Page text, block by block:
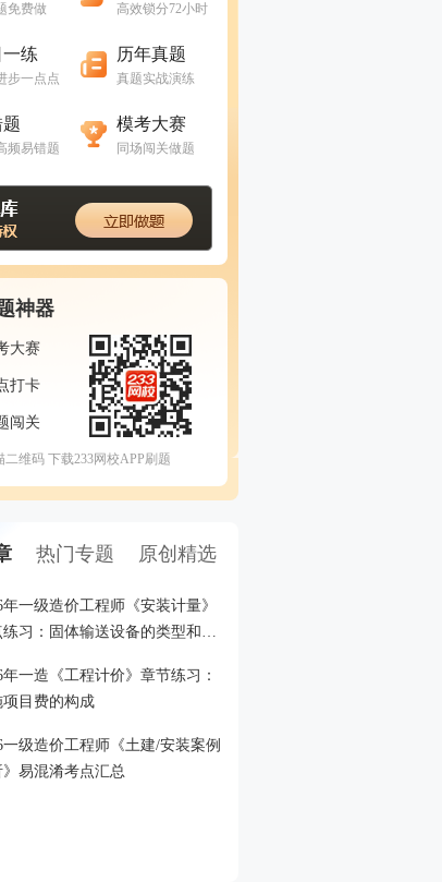
免费做 高效锁分72小时
练
步一点点
历年真题
真题实战演练
频易错题
模考大赛
同场闯关做题
神器
大赛
打卡
闯关
二维码 下载233网校APP刷题
热门专题 原创精选
年一级造价工程师《安装计量》
练习：固体输送设备的类型和特
年一造《工程计价》章节练习：
项目费的构成
一级造价工程师《土建/安装案例
》易混淆考点汇总